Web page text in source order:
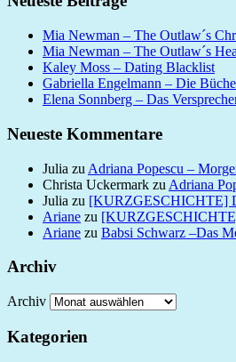
Mia Newman – The Outlaw´s
Mia Newman – The Outlaw´s
Kaley Moss – Dating Blacklist
Gabriella Engelmann – Die
Elena Sonnberg – Das
Neueste Kommentare
Julia zu Adriana Popescu –
Christa Uckermark zu Adriana
Julia zu [KURZGESCHICHTE]
Ariane zu
Ariane zu Babsi Schwarz –Das
Archiv
Archiv
Kategorien